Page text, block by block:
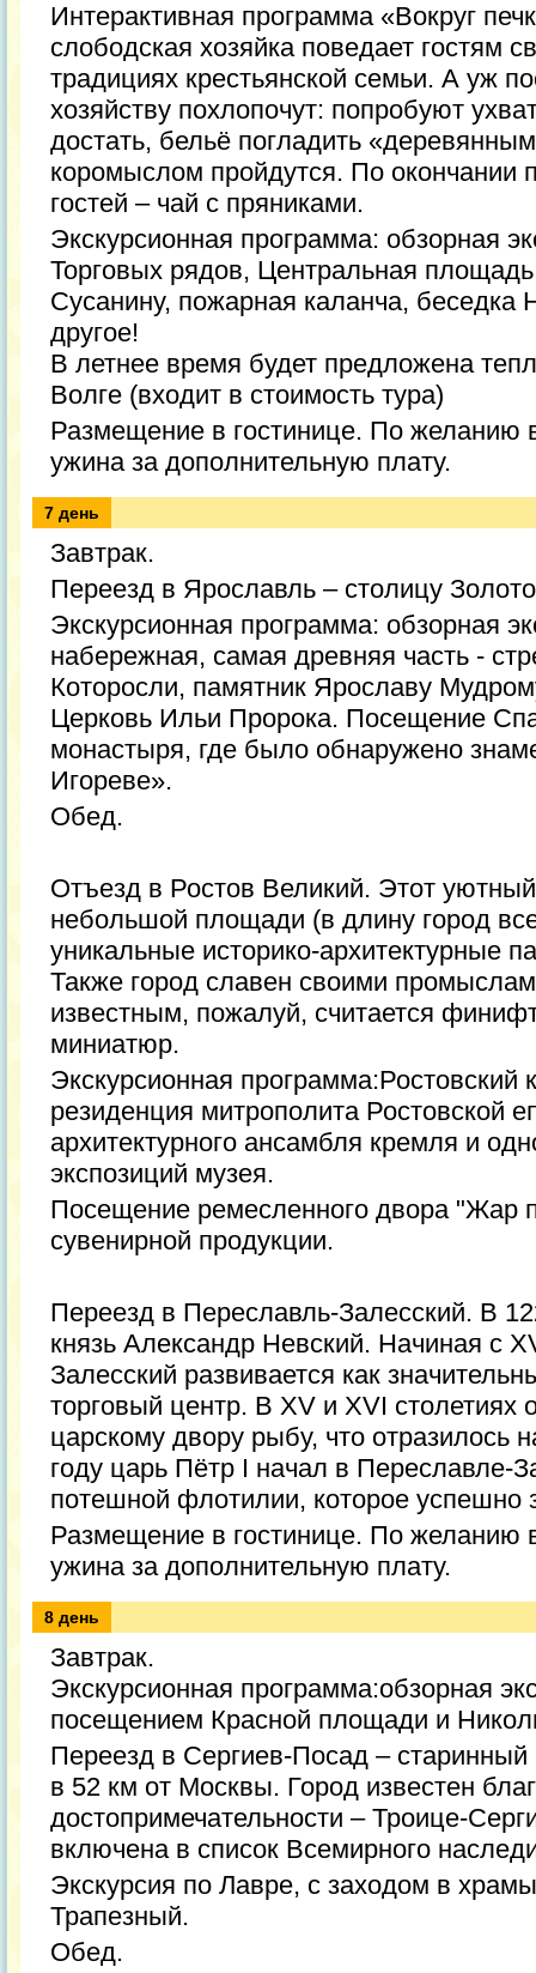
Интерактивная программа «Вокруг
слободская хозяйка поведает гостям
традициях крестьянской семьи. А уж
хозяйству похлопочут: попробуют
достать, бельё погладить
коромыслом пройдутся. По окончании
гостей – чай с пряниками.
Экскурсионная программа: обзорная
Торговых рядов, Центральная
Сусанину, пожарная каланча, беседка
другое!
В летнее время будет предложена
Волге (входит в стоимость тура)
Размещение в гостинице. По желанию
ужина за дополнительную плату.
7 день
Завтрак.
Переезд в Ярославль – столицу
Экскурсионная программа: обзорная
набережная, самая древняя часть -
Которосли, памятник Ярославу
Церковь Ильи Пророка. Посещение
монастыря, где было обнаружено
Игореве».
Обед.
Отъезд в Ростов Великий. Этот
небольшой площади (в длину город
уникальные историко-архитектурные
Также город славен своими
известным, пожалуй, считается
миниатюр.
Экскурсионная
резиденция митрополита Ростовской
архитектурного ансамбля кремля и
экспозиций музея.
Посещение ремесленного двора "Жар
сувенирной продукции.
Переезд в Переславль-Залесский. В
князь Александр Невский. Начиная с
Залесский развивается как
торговый центр. В XV и XVI столетиях
царскому двору рыбу, что отразилось
году царь Пётр I начал в Переславле-
потешной флотилии, которое успешно
Размещение в гостинице. По желанию
ужина за дополнительную плату.
8 день
Завтрак.
Экскурсионная программа:обзорная
посещением Красной площади и
Переезд в Сергиев-Посад –
в 52 км от Москвы. Город известен
достопримечательности – Троице-
включена в список Всемирного
Экскурсия по Лавре, с заходом в
Трапезный.
Обед.